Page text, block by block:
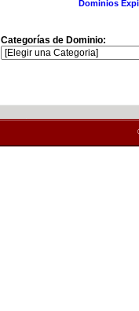
Dominios
Categorías de Dominio: